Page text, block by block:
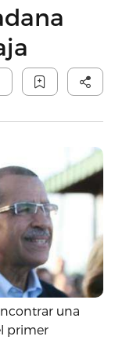
una
primer